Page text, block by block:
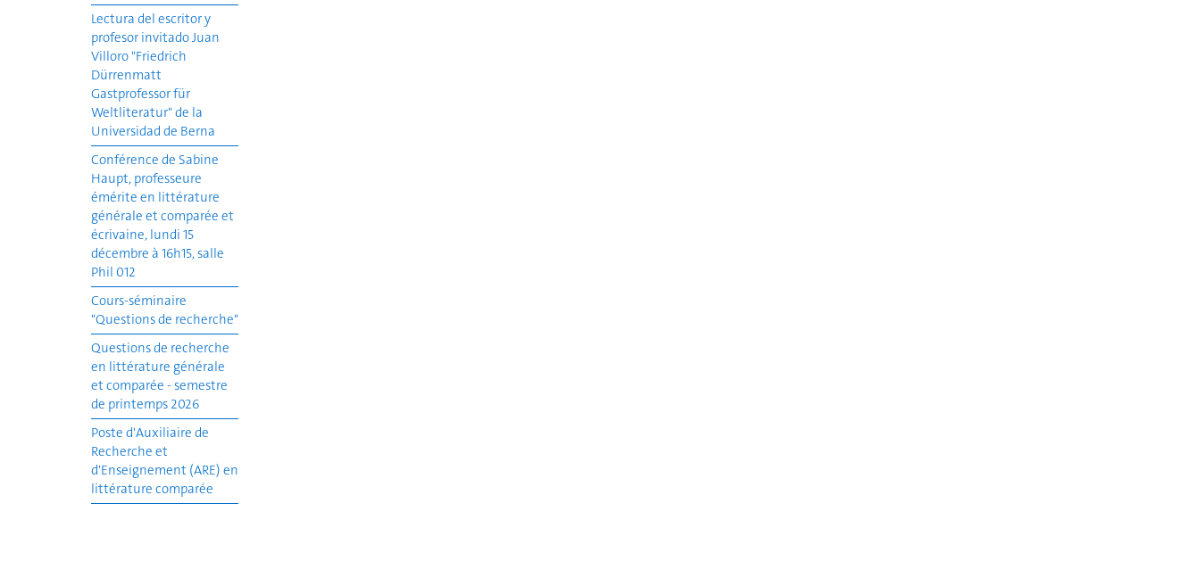
Lectura del escritor y
profesor invitado Juan
Villoro "Friedrich
Dürrenmatt
Gastprofessor für
Weltliteratur" de la
Universidad de Berna
Conférence de Sabine
Haupt, professeure
émérite en littérature
générale et comparée et
écrivaine, lundi 15
décembre à 16h15, salle
Phil 012
Cours-séminaire
"Questions de recherche"
Questions de recherche
en littérature générale
et comparée - semestre
de printemps 2026
Poste d'Auxiliaire de
Recherche et
d'Enseignement (ARE) en
littérature comparée